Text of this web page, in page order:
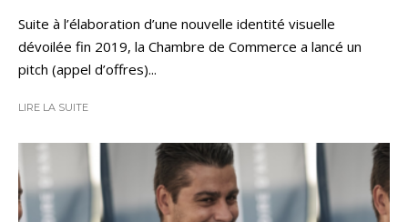
Suite à l’élaboration d’une nouvelle identité visuelle
dévoilée fin 2019, la Chambre de Commerce a lancé un
pitch (appel d’offres)...
LIRE LA SUITE